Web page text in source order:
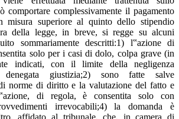
comportare complessivamente il pagamento
misura superiore al quinto dello stipendio
della legge, in breve, si regge su alcuni
sommariamente descritti:1) l‟azione di
solo per i casi di dolo, colpa grave (in
indicati, con il limite della negligenza
denegata giustizia;2) sono fatte salve
norme di diritto e la valutazione del fatto e
di regola, è consentita solo con
irrevocabili;4) la domanda è
affidato al tribunale, che, in camera di